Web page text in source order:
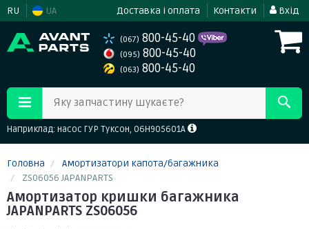
RU UA Доставка і оплата Контакти Вхід
(067) 800-45-40
(095) 800-45-40
(063) 800-45-40
Яку запчастину шукаєте?
Наприклад: насос ГУР Туксон, 06H905601A
Головна
Амортизатори капота/багажника
ZS06056 JAPANPARTS
Амортизатор кришки багажника
JAPANPARTS ZS06056